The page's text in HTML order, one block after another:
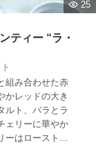
25
ティー “ラ・
組み合わせた赤
かレッドの大き
ルト、バラとラ
ェリーに華やか
ーはローストビ